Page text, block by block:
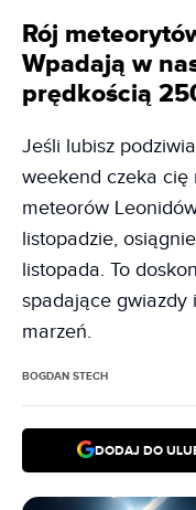
Rój
Wpadają w
prędkością
Jeśli lubisz
weekend czeka cię
meteorów
listopadzie,
listopada. To
spadające gwiazdy
marzeń.
BOGDAN STECH
DODAJ DO